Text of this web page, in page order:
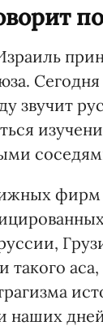
звучит
фирм
такого
наших